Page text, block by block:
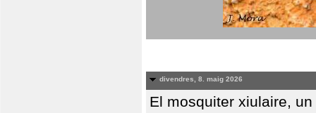
divendres, 8. maig 2026
El mosquiter xiulaire,